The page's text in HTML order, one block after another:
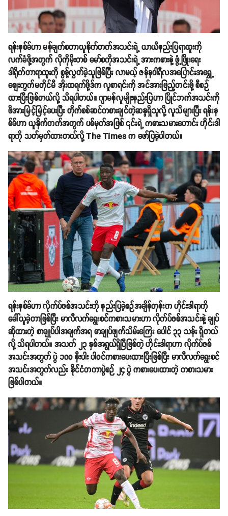
ရန်းနစ်ခ်ဟာ မန်ချက်စတာယူနိုက်တက်အသင်းရဲ့ ယာယီနည်းပြရာထူးကို
လက်ခံဖို့အတွက် လိုကိုမိုးတစ် မော်စကိုအသင်းရဲ့ အားကစားနဲ့ ဖွံ့ဖြိုးရေး
ဒါရိုက်တာရာထူးကို စွန့်လွှတ်ခဲ့သူဖြစ်ပြီး လာမယ့် ဇန်နဝါရီလအပြောင်းအရွှေ့
စျေးကွက်မတိုင်မီ အိုးထရက်ဖို့ဒ်က လူစာရင်းကို အင်အားဖြည့်တင်းဖို့ စီစဉ်
ထားပြီးဖြစ်တယ်လို့ သိရပါတယ်။ ဂျာမန်လူမျိုးနည်းပြဟာ ပြိုင်ဘက်အသင်းကို
ဖိအားမြင့်မြင့်ပေးပြီး တိုက်စစ်ဆင်ကစားချင်တဲ့ဆန္ဒရှိသူလို့ လူသိများပြီး ရန်းန
စ်ခ်ဟာ ယူနိုက်တက်အတွက် ပစ်မှတ်အဖြစ် ၎င်းရဲ့ ကစားသမားဟောင်း ဟိုင်းဒါ
ရာကို သတ်မှတ်ထားတယ်လို့ The Times က ဖော်ပြခဲ့ပါတယ်။
ရန်းနစ်ခ်ဟာ လိုက်ပ်ဇစ်အသင်းကို နည်းပြခဲ့စဉ်အချိန်တုန်းက ဟိုင်းဒါရာကို
ခေါ်ယူခဲ့တာဖြစ်ပြီး မာလီလက်ရွေးစင်ကစားသမားဟာ လိုက်ပ်ဇစ်အသင်းနဲ့ ချုပ်
ဆိုထားတဲ့ စာချုပ်ပါအချက်အရ စာချုပ်ဖျက်သိမ်းကြေး ပေါင် ၃၃ သန်း ရှိတယ်
လို့ သိရပါတယ်။ အသက် ၂၃ နှစ်အရွယ်ရှိပြီဖြစ်တဲ့ ဟိုင်းဒါရာဟာ လိုက်ပ်ဇစ်
အသင်းအတွက် ပွဲ ၁၀၀ နီးပါး ပါဝင်ကစားပေးထားပြီးဖြစ်ပြီး မာလီလက်ရွေးစင်
အသင်းအတွက်လည်း နိုင်ငံတကာပွဲစဉ် ၂၄ ပွဲ ကစားပေးထားတဲ့ ကစားသမား
ဖြစ်ပါတယ်။